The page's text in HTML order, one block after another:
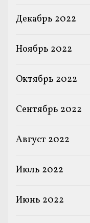
Декабрь 2022
Ноябрь 2022
Октябрь 2022
Сентябрь 2022
Август 2022
Июль 2022
Июнь 2022